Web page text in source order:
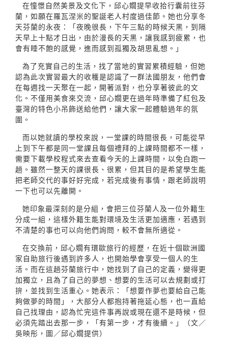
在憧憬自然美景及文化下，邱心嫺提早收拾行囊前往芬
蘭，如願在羅瓦涅米的聖誕老人村度過佳節。她也分享冬
天芬蘭的永夜：「夜晚很長，下午三點的時候天黑，到隔
天早上十點才日出，由於漫長的天黑，讓我感到疲累，也
會有睡不飽的感覺，進而感到孤獨及胡思亂想。」
為了充實自己的生活，找了當地的實習累積經驗，但她
認為此次實習最大的收穫是認識了一群法國朋友，他們會
在每週找一天聚在一起，開著派對，也分享著彼此的文
化。不僅用美食來交流，邱心嫺更在過年時準備了紅包及
臺灣的特色小吊飾送給他們，讓大家一起體驗過年的氛
圍。
而以她就讀的學校來說，一堂課的時間很長，可能從早
上到下午都是同一堂課且每個禮拜的上課時間都不一樣，
需要下載學校程式來去查看今天的上課時間，以免白跑一
趟。雖然一整天的課很長、很累，但其目的是希望學生能
把老師交代的事好好完成，若完成後有事情，跟老師說明
一下也可以先離開。
她印象最深刻的是分組，會把三位芬蘭人及一位外籍生
分成一組，這樣外籍生能對環境及生活更加適應，若遇到
不清楚的事也可以向他們詢問，較不會無所適從。
在交換前，邱心嫺有環歐旅行的經歷，在近十個歐洲國
家自助旅行後遇到許多人，也開始學會享受一個人的生
活。而在這趟芬蘭旅行中，她找到了自己的定義，變得更
加獨立，且為了自己的夢想、想要的生活可以去規劃或打
拚，並找到生活重心。她表示：「想要作夢也要給自己能
夠做夢的時間」，大部分人都抱持著拖延心態，也一直給
自己找理由，認為忙完這件事再說或現在還不是時候，但
必須先踏出去那一步，「有第一步，才有後續。」（文／
吳映彤，圖／邱心嫺提供）